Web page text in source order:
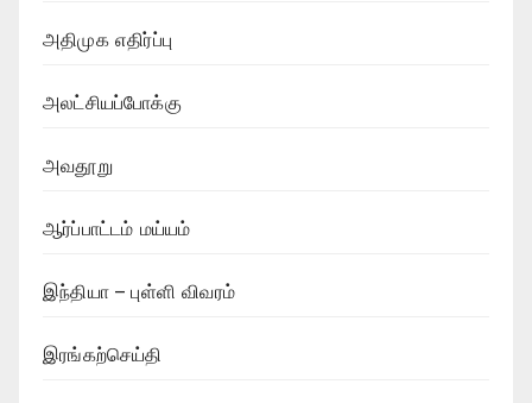
அதிமுக எதிர்ப்பு
அலட்சியப்போக்கு
அவதூறு
ஆர்ப்பாட்டம் மய்யம்
இந்தியா – புள்ளி விவரம்
இரங்கற்செய்தி